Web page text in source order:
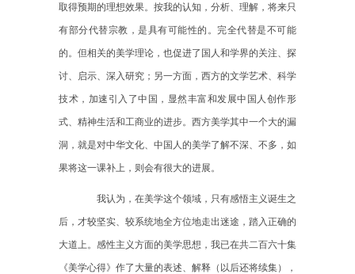
取得预期的理想效果。按我的认知，分析、理解，将来只
有部分代替宗教，是具有可能性的。完全代替是不可能
的。但相关的美学理论，也促进了国人和学界的关注、探
讨、启示、深入研究；另一方面，西方的文学艺术、科学
技术，加速引入了中国，显然丰富和发展中国人创作形
式、精神生活和工商业的进步。西方美学其中一个大的漏
洞，就是对中华文化、中国人的美学了解不深、不多，如
果将这一课补上，则会有很大的进展。
我认为，在美学这个领域，只有感悟主义诞生之
后，才较坚实、较系统地全方位地走出迷途，踏入正确的
大道上。感性主义方面的美学思想，我已在共二百六十集
《美学心得》作了大量的表述、解释（以后还将续集），